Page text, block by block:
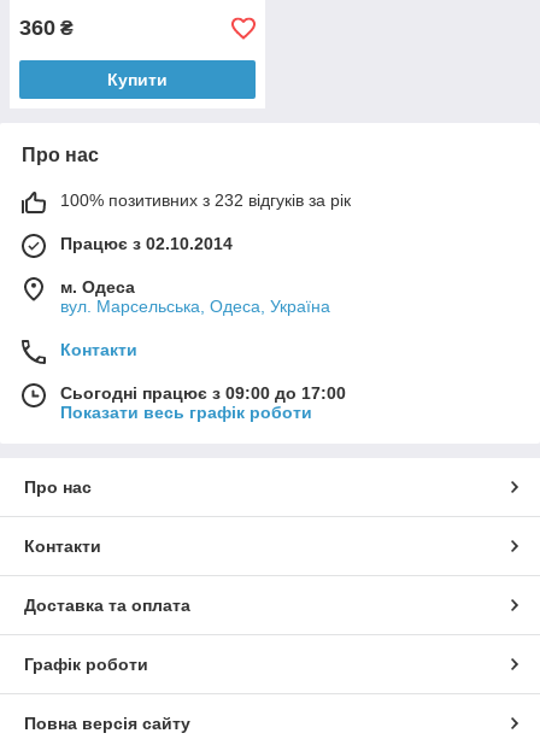
360 ₴
Купити
Про нас
100% позитивних з 232 відгуків за рік
Працює з 02.10.2014
м. Одеса
вул. Марсельська, Одеса, Україна
Контакти
Сьогодні працює з 09:00 до 17:00
Показати весь графік роботи
Про нас
Контакти
Доставка та оплата
Графік роботи
Повна версія сайту